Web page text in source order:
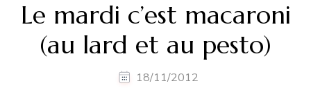
Le mardi c’est macaroni
(au lard et au pesto)
18/11/2012